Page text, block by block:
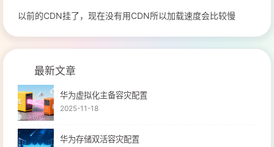
以前的CDN挂了，现在没有用CDN所以加载速度会比较慢
最新文章
华为虚拟化主备容灾配置
2025-11-18
华为存储双活容灾配置